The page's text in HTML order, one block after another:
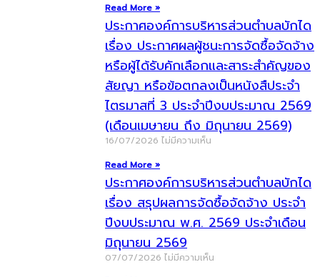
Read More »
ประกาศองค์การบริหารส่วนตำบลบักได
เรื่อง ประกาศผลผู้ชนะการจัดซื้อจัดจ้าง
หรือผู้ได้รับคักเลือกและสาระสำคัญของ
สัยญา หรือข้อตกลงเป็นหนังสืประจำ
ไตรมาสที่ 3 ประจำปีงบประมาณ 2569
(เดือนเมษายน ถึง มิถุนายน 2569)
16/07/2026 ไม่มีความเห็น
Read More »
ประกาศองค์การบริหารส่วนตำบลบักได
เรื่อง สรุปผลการจัดซื้อจัดจ้าง ประจำ
ปีงบประมาณ พ.ศ. 2569 ประจำเดือน
มิถุนายน 2569
07/07/2026 ไม่มีความเห็น